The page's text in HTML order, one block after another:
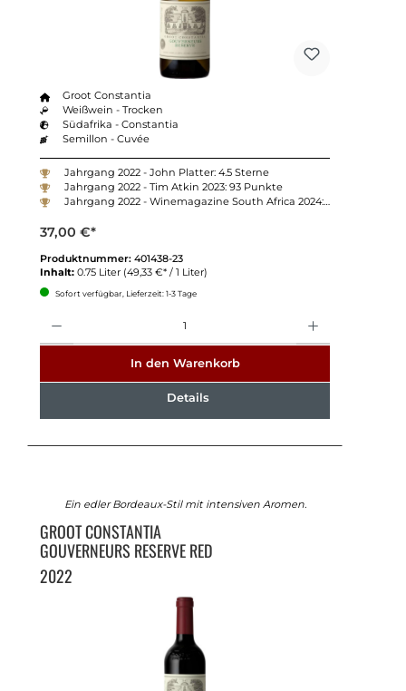
Groot Constantia
Weißwein - Trocken
Südafrika - Constantia
Semillon - Cuvée
Jahrgang 2022 - John Platter: 4.5 Sterne
Jahrgang 2022 - Tim Atkin 2023: 93 Punkte
Jahrgang 2022 - Winemagazine South Africa 2024: 92 Punkte
37,00 €*
Produktnummer: 401438-23
Inhalt: 0.75 Liter (49,33 €* / 1 Liter)
Sofort verfügbar, Lieferzeit: 1-3 Tage
In den Warenkorb
Details
Ein edler Bordeaux-Stil mit intensiven Aromen.
GROOT CONSTANTIA
GOUVERNEURS RESERVE RED
2022